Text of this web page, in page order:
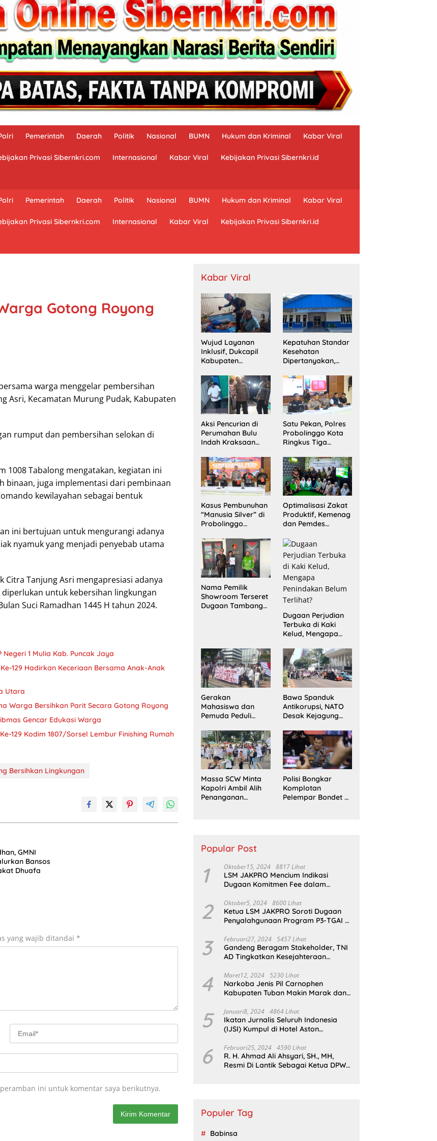
Pemerintah Daerah Politik Nasional BUMN Hukum dan Kriminal Kabar Viral
Privasi Sibernkri.com Internasional Kabar Viral Kebijakan Privasi Sibernkri.id
Pemerintah Daerah Politik Nasional BUMN Hukum dan Kriminal Kabar Viral
Privasi Sibernkri.com Internasional Kabar Viral Kebijakan Privasi Sibernkri.id
Gotong Royong
warga menggelar pembersihan
Asri, Kecamatan Murung Pudak, Kabupaten
rumput dan pembersihan selokan di
1008 Tabalong mengatakan, kegiatan ini
binaan, juga implementasi dari pembinaan
kewilayahan sebagai bentuk
ini bertujuan untuk mengurangi adanya
nyamuk yang menjadi penyebab utama
Citra Tanjung Asri mengapresiasi adanya
untuk kebersihan lingkungan
Suci Ramadhan 1445 H tahun 2024.
1 Mulia Kab. Puncak Jaya
129 Hadirkan Keceriaan Bersama Anak-Anak
Utara
Warga Bersihkan Parit Secara Gotong Royong
Gencar Edukasi Warga
129 Kodim 1807/Sorsel Lembur Finishing Rumah
Bersihkan Lingkungan
GMNI
Bansos
Dhuafa
yang wajib ditandai *
ini untuk komentar saya berikutnya.
Kabar Viral
Wujud Layanan
Inklusif, Dukcapil
Kabupaten
Jemput Bola
Perekaman e-KTP
Warga Disabilitas di
Dringu
Kepatuhan Standar
Kesehatan
Dipertanyakan,
Diduga Belum
Punya SLHS
Aksi Pencurian di
Perumahan Bulu
Indah Kraksaan
Satu Pekan, Polres
Probolinggo Kota
Ringkus Tiga
Sita 20 Gram
Barang Bukti
Kasus Pembunuhan
“Manusia Silver” di
Probolinggo
Pelaku Ditangkap
dan Satu Buron
Optimalisasi Zakat
Produktif, Kemenag
dan Pemdes
Bentuk Tim
Pelaksana
Kampung Zakat
Nama Pemilik
Showroom Terseret
Dugaan Tambang
Dugaan Perjudian
Terbuka di Kaki
Kelud, Mengapa
Terlihat?
Gerakan
Mahasiswa dan
Pemuda Peduli
Sampaikan
Tuntutan di Jakarta
Pusat
Bawa Spanduk
Antikorupsi, NATO
Desak Kejagung
Eks Jampidsus
Massa SCW Minta
Kapolri Ambil Alih
Penanganan
Polisi Bongkar
Komplotan
Pelempar Bondet di
Popular Post
1 Oktober15, 2024 8817 Lihat
LSM JAKPRO Mencium Indikasi
Dugaan Komitmen Fee dalam
Sukapura
2 Oktober5, 2024 8600 Lihat
Ketua LSM JAKPRO Soroti Dugaan
Penyalahgunaan Program P3-TGAI di
3 Februari27, 2024 5457 Lihat
Gandeng Beragam Stakeholder, TNI
AD Tingkatkan Kesejahteraan
4 Maret12, 2024 5230 Lihat
Narkoba Jenis Pil Carnophen
Kabupaten Tuban Makin Marak dan
Wajib Tau
5 Januari8, 2024 4864 Lihat
Ikatan Jurnalis Seluruh Indonesia
(IJSI) Kumpul di Hotel Aston
6 Februari25, 2024 4590 Lihat
R. H. Ahmad Ali Ahsyari, SH., MH,
Resmi Di Lantik Sebagai Ketua DPW
Populer Tag
Babinsa